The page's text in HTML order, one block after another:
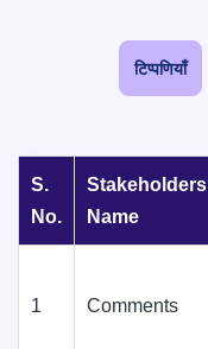
टिप्पणियाँ
S.
No.
Stakeholders
Name
1 Comments